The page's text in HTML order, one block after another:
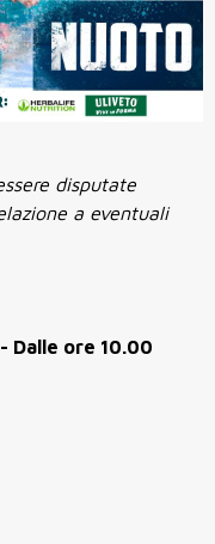
disputate
a eventuali
Dalle ore 10.00